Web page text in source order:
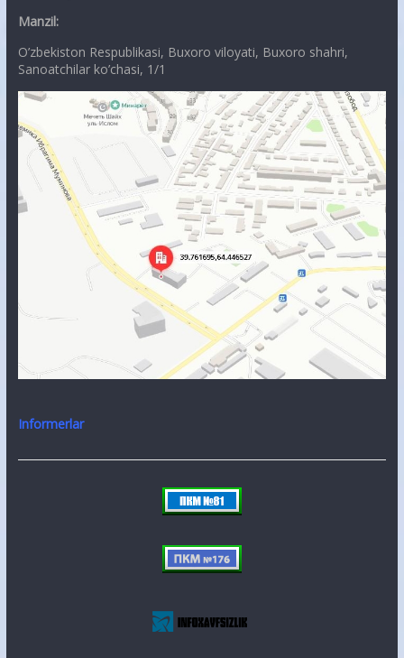
Manzil:
O’zbekiston Respublikasi, Buxoro viloyati, Buxoro shahri,
Sanoatchilar ko’chasi, 1/1
Informerlar